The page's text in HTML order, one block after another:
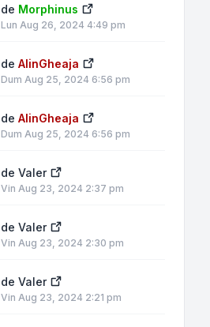
de Morphinus
Lun Aug 26, 2024 4:49 pm
de AlinGheaja
Dum Aug 25, 2024 6:56 pm
de AlinGheaja
Dum Aug 25, 2024 6:56 pm
de Valer
Vin Aug 23, 2024 2:37 pm
de Valer
Vin Aug 23, 2024 2:30 pm
de Valer
Vin Aug 23, 2024 2:21 pm